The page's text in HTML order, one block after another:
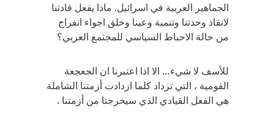
الجماهير العربية في اسرائيل. ماذا يفعل قادتنا
لانقاذ وحدتنا وتنمية وعينا وخلق اجواء انفراج
من حالة الاحباط السياسي للمجتمع العربي؟
للأسف لا شيء… الا اذا اعتبرنا ان الجعجعة
القومية ، التي تزداد كلما ازدادت أزمتنا الشاملة
هي الفعل القيادي الذي سيخرجنا من أزمتنا .